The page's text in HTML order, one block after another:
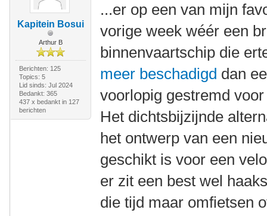
Kapitein Bosui
Arthur B
Berichten: 125
Topics: 5
Lid sinds: Jul 2024
Bedankt: 365
437 x bedankt in 127
berichten
...er op een van mijn
vorige week wéér een
binnenvaartschip die
meer beschadigd dan
voorlopig gestremd
Het dichtsbijzijnde
het ontwerp van een
geschikt is voor een
er zit een best wel
die tijd maar omfietsen